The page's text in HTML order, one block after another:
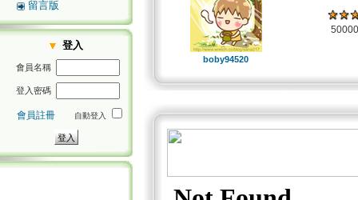
留言版
登入
會員名稱
登入密碼
會員註冊 自動登入
boby94520